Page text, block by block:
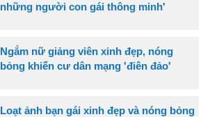
những người con gái thông minh'
Ngắm nữ giảng viên xinh đẹp, nóng
bỏng khiến cư dân mạng 'điên đảo'
Loạt ảnh bạn gái xinh đẹp và nóng bỏng